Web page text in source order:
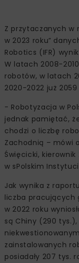
Z przytaczanych w
w 2023 roku”
Robotics (IFR)
W latach 2008-
robotów, w latach
2020-2022 już
- Robotyzacja w
jednak pamiętać,
chodzi o liczbę
Zachodnią – mówi
Święcicki,
w sPolskim
Jak wynika z
liczba pracujących
w 2022 roku
są Chiny (290 tys.),
zainstalowanych
posiadały 207 tys.